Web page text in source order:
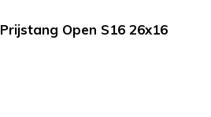
Prijstang Open S16 26x16